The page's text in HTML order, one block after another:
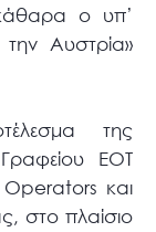
ο υπ’
Αυστρία»
της
ΕΟΤ
και
στο πλαίσιο